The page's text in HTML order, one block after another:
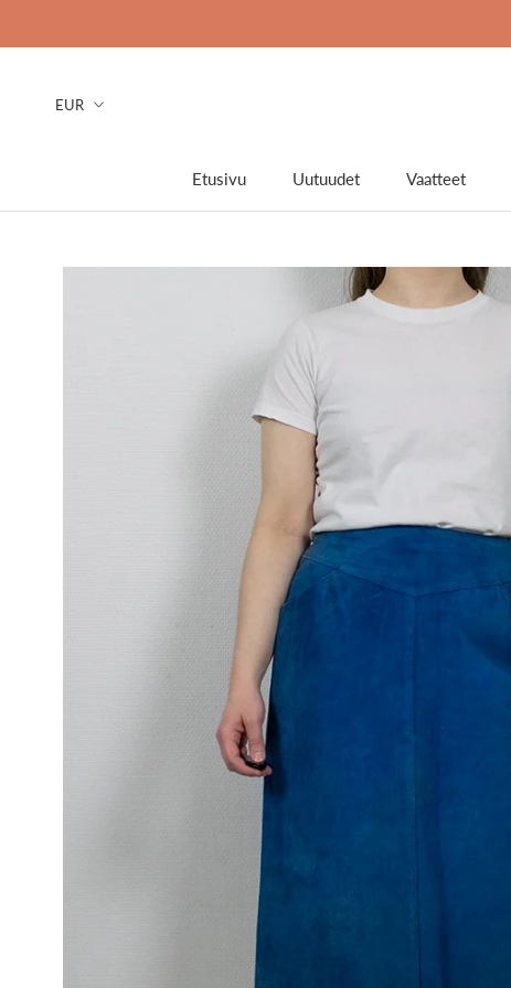
Etusivu
Uutuudet
Vaatteet